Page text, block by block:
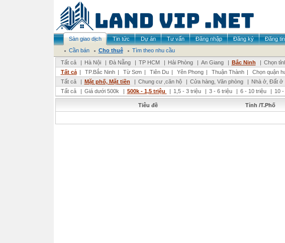
Sàn giao dịch Tin tức Dự án Tư vấn Đăng nhập Đăng ký
Đăng tin
Cần bán
Cho thuê
Tìm theo nhu cầu
Tất cả
| Hà Nội | Đà Nẵng | TP HCM | Hải Phòng | An Giang | Bắc Ninh | Chọn
Tất cả | TP.Bắc Ninh | Từ Sơn | Tiên Du | Yên Phong | Thuận Thành |
Chọn quận
Tất cả
| Mặt phố, Mặt tiền | Chung cư ,căn hộ | Cửa hàng, Văn phòng | Nhà ở, Đất ở
Tất cả
| Giá dưới 500k | 500k - 1,5 triệu | 1,5 - 3 triệu | 3 - 6 triệu | 6 - 10 triệu | 10
Tiêu đề Tỉnh /T.Phố